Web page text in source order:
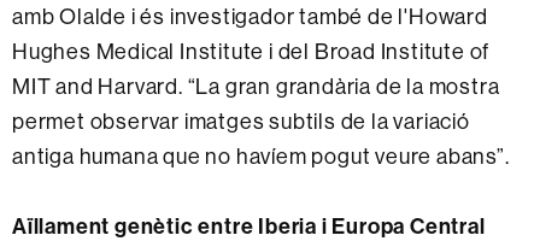
amb Olalde i és investigador també de l'Howard
Hughes Medical Institute i del Broad Institute of
MIT and Harvard. “La gran grandària de la mostra
permet observar imatges subtils de la variació
antiga humana que no havíem pogut veure abans”.
Aïllament genètic entre Iberia i Europa Central